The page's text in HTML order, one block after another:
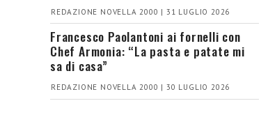
REDAZIONE NOVELLA 2000 | 31 LUGLIO 2026
Francesco Paolantoni ai fornelli con
Chef Armonia: “La pasta e patate mi
sa di casa”
REDAZIONE NOVELLA 2000 | 30 LUGLIO 2026